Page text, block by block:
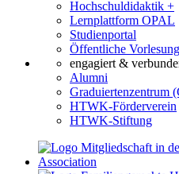
Hochschuldidaktik +
Lernplattform OPAL
Studienportal
Öffentliche
engagiert &
Alumni
Graduiertenzentrum
HTWK-Förderverein
HTWK-Stiftung